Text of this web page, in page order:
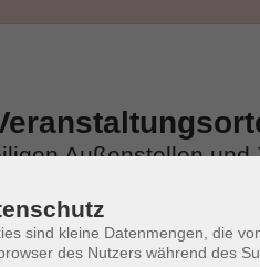
Außenstellen und
sind kleine Datenmengen, die
des Nutzers während des